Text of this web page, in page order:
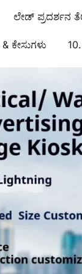
| LED/
ಲೇಡ್ ಪ್ರದರ್ಶನ
ಕೇಸುಗಳು 10.